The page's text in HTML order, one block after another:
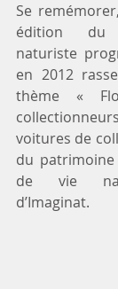
Se
édition du
naturiste
en 2012
thème «
voitures de
du
de vie
d’Imaginat.